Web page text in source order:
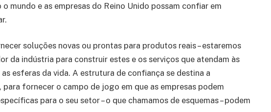
mundo e as empresas do Reino Unido possam confiar em
soluções novas ou prontas para produtos reais – estaremos
da indústria para construir estes e os serviços que atendam às
esferas da vida. A estrutura de confiança se destina a
fornecer o campo de jogo em que as empresas podem
para o seu setor – o que chamamos de esquemas – podem